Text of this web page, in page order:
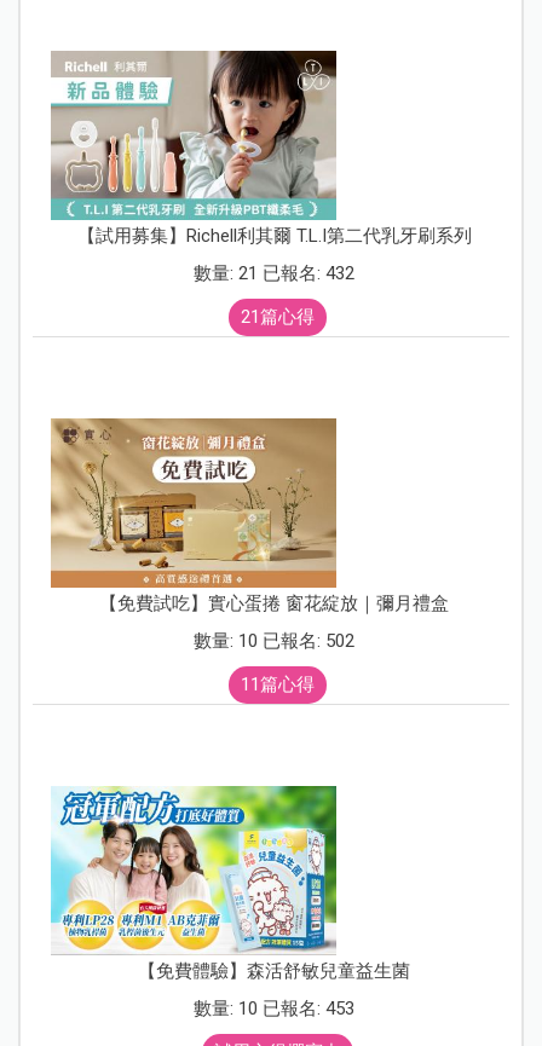
【試用募集】Richell利其爾 T.L.I第二代乳牙刷系列
數量: 21 已報名: 432
21篇心得
【免費試吃】實心蛋捲 窗花綻放｜彌月禮盒
數量: 10 已報名: 502
11篇心得
【免費體驗】森活舒敏兒童益生菌
數量: 10 已報名: 453